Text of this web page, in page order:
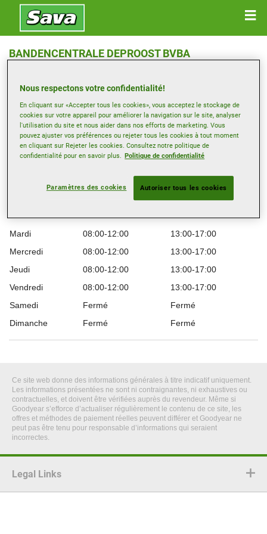
BANDENCENTRALE DEPROOST BVBA
Obtenir directions
Afficher le numéro de téléphone
info@bandendeproost.be
Lundi 08:00-12:00
13:00-17:00
Mardi
08:00-12:00
13:00-17:00
Mercredi
08:00-12:00
13:00-17:00
Jeudi
08:00-12:00
13:00-17:00
Vendredi
08:00-12:00
13:00-17:00
Samedi
Fermé
Fermé
Dimanche
Fermé Fermé
Ce site web donne des informations générales à titre indicatif uniquement.
Les informations présentées ne sont ni contraignantes, ni exhaustives ou
contractuelles, et doivent être vérifiées auprès du revendeur. Même si
Goodyear s’efforce d’actualiser régulièrement le contenu de ce site, les
offres et méthodes de paiement réelles peuvent différer et Goodyear ne
peut pas être tenu pour responsable d’informations qui seraient
incorrectes.
Legal Links
Nous respectons votre confidentialité!
En cliquant sur «Accepter tous les cookies», vous acceptez le stockage de
cookies sur votre appareil pour améliorer la navigation sur le site, analyser
l'utilisation du site et nous aider dans nos efforts de marketing. Vous
pouvez ajuster vos préférences ou rejeter tous les cookies à tout moment
en cliquant sur Rejeter les cookies. Consultez notre politique de
confidentialité pour en savoir plus. Politique de confidentialité
Paramètres des cookies Autoriser tous les cookies